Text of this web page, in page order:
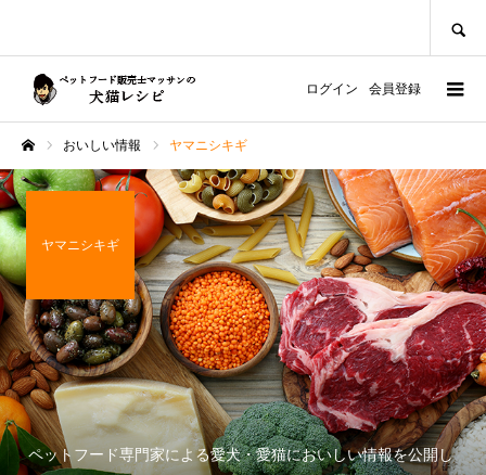
ログイン 会員登録
おいしい情報 ヤマニシキギ
ヤマニシキギ
ペットフード専門家による愛犬・愛猫においしい情報を公開し